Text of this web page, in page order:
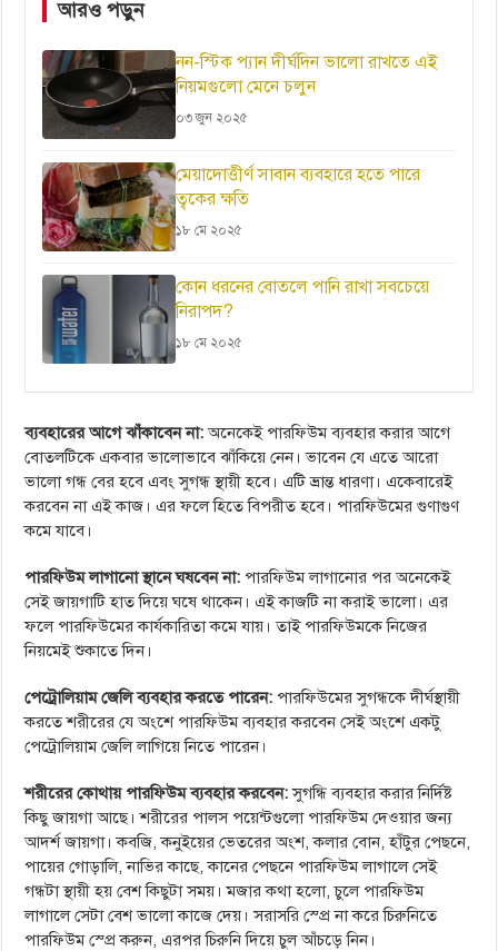
আরও পড়ুন
নন-স্টিক প্যান দীর্ঘদিন ভালো রাখতে এই
নিয়মগুলো মেনে চলুন
০৩ জুন ২০২৫
মেয়াদোত্তীর্ণ সাবান ব্যবহারে হতে পারে
ত্বকের ক্ষতি
১৮ মে ২০২৫
কোন ধরনের বোতলে পানি রাখা সবচেয়ে
নিরাপদ?
১৮ মে ২০২৫
ব্যবহারের আগে ঝাঁকাবেন না:অনেকেই পারফিউম ব্যবহার করার আগে
বোতলটিকে একবার ভালোভাবে ঝাঁকিয়ে নেন। ভাবেন যে এতে আরো
ভালো গন্ধ বের হবে এবং সুগন্ধ স্থায়ী হবে। এটি ভ্রান্ত ধারণা। একেবারেই
করবেন না এই কাজ। এর ফলে হিতে বিপরীত হবে। পারফিউমের গুণাগুণ
কমে যাবে।
পারফিউম লাগানো স্থানে ঘষবেন না: পারফিউম লাগানোর পর অনেকেই
সেই জায়গাটি হাত দিয়ে ঘষে থাকেন। এই কাজটি না করাই ভালো। এর
ফলে পারফিউমের কার্যকারিতা কমে যায়। তাই পারফিউমকে নিজের
নিয়মেই শুকাতে দিন।
পেট্রোলিয়াম জেলি ব্যবহার করতে পারেন: পারফিউমের সুগন্ধকে দীর্ঘস্থায়ী
করতে শরীরের যে অংশে পারফিউম ব্যবহার করবেন সেই অংশে একটু
পেট্রোলিয়াম জেলি লাগিয়ে নিতে পারেন।
শরীরের কোথায় পারফিউম ব্যবহার করবেন:সুগন্ধি ব্যবহার করার নির্দিষ্ট
কিছু জায়গা আছে। শরীরের পালস পয়েন্টগুলো পারফিউম দেওয়ার জন্য
আদর্শ জায়গা। কবজি, কনুইয়ের ভেতরের অংশ, কলার বোন, হাঁটুর পেছনে,
পায়ের গোড়ালি, নাভির কাছে, কানের পেছনে পারফিউম লাগালে সেই
গন্ধটা স্থায়ী হয় বেশ কিছুটা সময়। মজার কথা হলো, চুলে পারফিউম
লাগালে সেটা বেশ ভালো কাজে দেয়। সরাসরি স্প্রে না করে চিরুনিতে
পারফিউম স্প্রে করুন, এরপর চিরুনি দিয়ে চুল আঁচড়ে নিন।